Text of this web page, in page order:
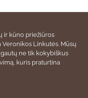
ir kūno priežiūros
Linkutės. Mūsų
ne tik kokybiškus
kuris praturtina